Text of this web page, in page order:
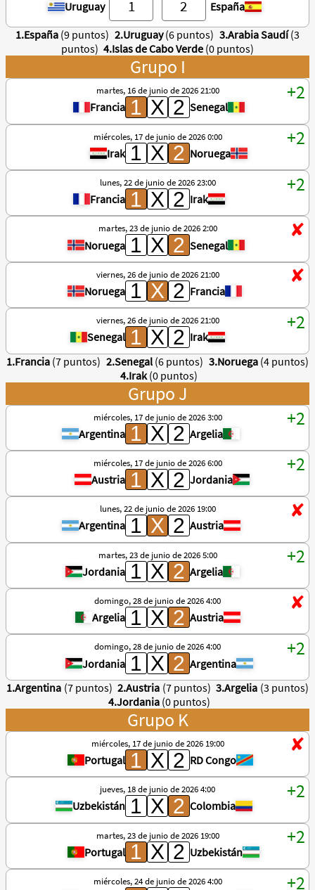
Uruguay
España
1.España (9 puntos) 2.Uruguay (6 puntos) 3.Arabia Saudí (3
puntos) 4.Islas de Cabo Verde (0 puntos)
Grupo I
martes, 16 de junio de 2026 21:00
Francia Senegal
miércoles, 17 de junio de 2026 0:00
Irak Noruega
lunes, 22 de junio de 2026 23:00
Francia Irak
martes, 23 de junio de 2026 2:00
Noruega Senegal
viernes, 26 de junio de 2026 21:00
Noruega Francia
viernes, 26 de junio de 2026 21:00
Senegal
Irak
1.Francia (7 puntos) 2.Senegal (6 puntos) 3.Noruega (4 puntos)
4.Irak(0 puntos)
Grupo J
miércoles, 17 de junio de 2026 3:00
Argentina Argelia
miércoles, 17 de junio de 2026 6:00
Austria Jordania
lunes, 22 de junio de 2026 19:00
Argentina Austria
martes, 23 de junio de 2026 5:00
Jordania Argelia
domingo, 28 de junio de 2026 4:00
Argelia Austria
domingo, 28 de junio de 2026 4:00
Jordania
Argentina
1.Argentina (7 puntos) 2.Austria (7 puntos) 3.Argelia (3 puntos)
4.Jordania (0 puntos)
Grupo K
miércoles, 17 de junio de 2026 19:00
Portugal RD Congo
jueves, 18 de junio de 2026 4:00
Uzbekistán Colombia
martes, 23 de junio de 2026 19:00
Portugal Uzbekistán
miércoles, 24 de junio de 2026 4:00